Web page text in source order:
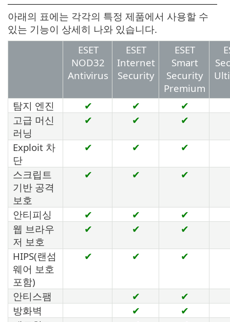
아래의 표에는 각각의 특정 제품에서 사용할 수
있는 기능이 상세히 나와 있습니다.
ESET
NOD32
Antivirus
ESET
Internet
Security
ESET
Smart
Security
Premium
탐지 엔진 ✔ ✔ ✔
고급 머신
러닝
✔ ✔ ✔
Exploit 차
단
✔ ✔ ✔
스크립트
기반 공격
보호
✔ ✔ ✔
안티피싱 ✔ ✔ ✔
웹 브라우
저 보호
✔ ✔ ✔
HIPS(랜섬
웨어 보호
포함)
✔ ✔ ✔
안티스팸 ✔ ✔
방화벽
✔ ✔